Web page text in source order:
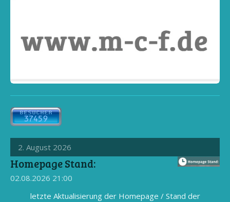
2. August 2026
Homepage Stand:
02.08.2026 21:00
letzte Aktualisierung der Homepage / Stand der